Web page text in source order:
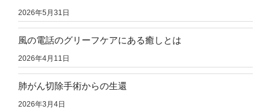
2026年5月31日
風の電話のグリーフケアにある癒しとは
2026年4月11日
肺がん切除手術からの生還
2026年3月4日